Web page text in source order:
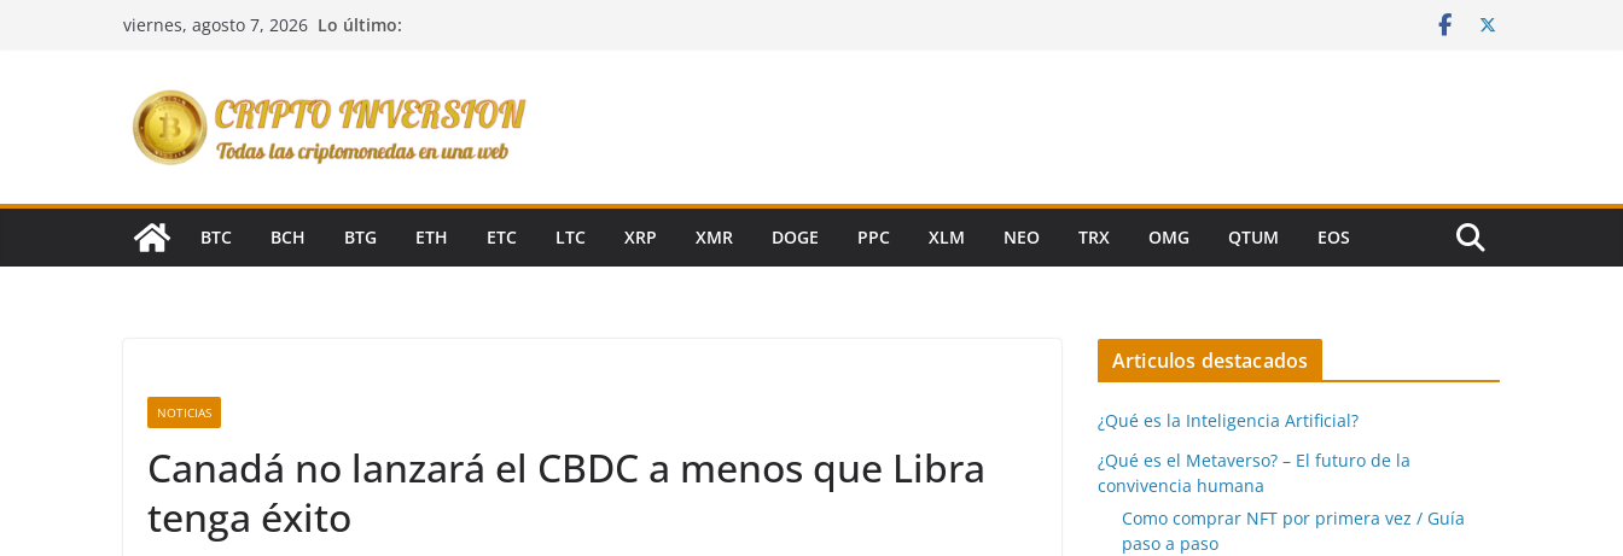
viernes, agosto 7, 2026 Lo último:
BTC BCH BTG ETH ETC LTC XRP XMR DOGE PPC XLM NEO TRX OMG QTUM EOS
NOTICIAS
Canadá no lanzará el CBDC a menos que Libra
tenga éxito
Articulos destacados
¿Qué es la Inteligencia Artificial?
¿Qué es el Metaverso? – El futuro de la
convivencia humana
Como comprar NFT por primera vez / Guía
paso a paso